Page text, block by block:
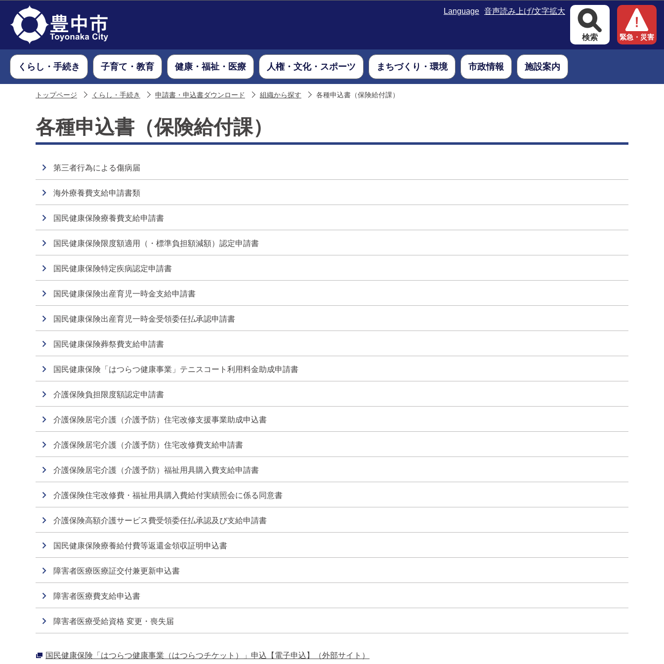
Language 音声読み上げ/文字拡大
検索 緊急・災害
くらし・手続き 子育て・教育 健康・福祉・医療 人権・文化・スポーツ まちづくり・環境 市政情報 施設案内
トップページ くらし・手続き 申請書・申込書ダウンロード 組織から探す 各種申込書（保険給付課）
各種申込書（保険給付課）
第三者行為による傷病届
海外療養費支給申請書類
国民健康保険療養費支給申請書
国民健康保険限度額適用（・標準負担額減額）認定申請書
国民健康保険特定疾病認定申請書
国民健康保険出産育児一時金支給申請書
国民健康保険出産育児一時金受領委任払承認申請書
国民健康保険葬祭費支給申請書
国民健康保険「はつらつ健康事業」テニスコート利用料金助成申請書
介護保険負担限度額認定申請書
介護保険居宅介護（介護予防）住宅改修支援事業助成申込書
介護保険居宅介護（介護予防）住宅改修費支給申請書
介護保険居宅介護（介護予防）福祉用具購入費支給申請書
介護保険住宅改修費・福祉用具購入費給付実績照会に係る同意書
介護保険高額介護サービス費受領委任払承認及び支給申請書
国民健康保険療養給付費等返還金領収証明申込書
障害者医療医療証交付兼更新申込書
障害者医療費支給申込書
障害者医療受給資格 変更・喪失届
国民健康保険「はつらつ健康事業（はつらつチケット）」申込【電子申込】（外部サイト）